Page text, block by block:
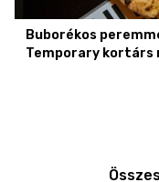
Buborékos
Temporary kortárs